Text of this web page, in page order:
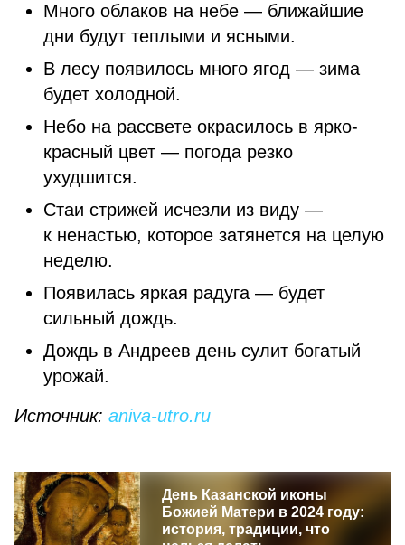
Много облаков на небе — ближайшие
дни будут теплыми и ясными.
В лесу появилось много ягод — зима
будет холодной.
Небо на рассвете окрасилось в ярко-
красный цвет — погода резко
ухудшится.
Стаи стрижей исчезли из виду —
к ненастью, которое затянется на целую
неделю.
Появилась яркая радуга — будет
сильный дождь.
Дождь в Андреев день сулит богатый
урожай.
Источник: aniva-utro.ru
День Казанской иконы
Божией Матери в 2024 году:
история, традиции, что